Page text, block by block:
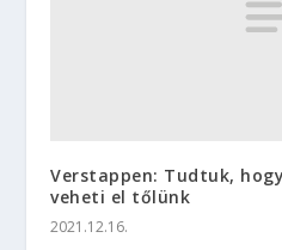
Verstappen: Tudtuk,
veheti el tőlünk
2021.12.16.